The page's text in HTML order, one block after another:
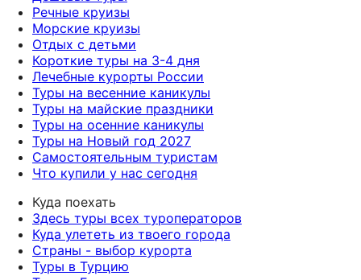
Речные круизы
Морские круизы
Отдых с детьми
Короткие туры на 3-4 дня
Лечебные курорты России
Туры на весенние каникулы
Туры на майские праздники
Туры на осенние каникулы
Туры на Новый год 2027
Самостоятельным туристам
Что купили у нас сегодня
Куда поехать
Здесь туры всех туроператоров
Куда улететь из твоего города
Страны - выбор курорта
Туры в Турцию